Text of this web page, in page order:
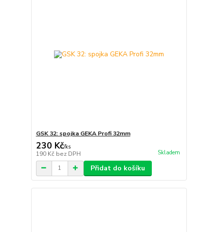
GSK 32: spojka GEKA Profi 32mm
230 Kč/ks
190 Kč bez DPH Skladem
Přidat do košíku